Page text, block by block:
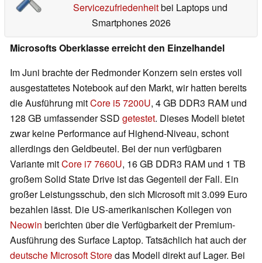
Servicezufriedenheitbei Laptops und
Smartphones 2026
Microsofts Oberklasse erreicht den Einzelhandel
Im Juni brachte der Redmonder Konzern sein erstes voll
ausgestattetes Notebook auf den Markt, wir hatten bereits
die Ausführung mitCore i5 7200U, 4 GB DDR3 RAM und
128 GB umfassender SSD getestet. Dieses Modell bietet
zwar keine Performance auf Highend-Niveau, schont
allerdings den Geldbeutel. Bei der nun verfügbaren
Variante mitCore i7 7660U, 16 GB DDR3 RAM und 1 TB
großem Solid State Drive ist das Gegenteil der Fall. Ein
großer Leistungsschub, den sich Microsoft mit 3.099 Euro
bezahlen lässt. Die US-amerikanischen Kollegen von
Neowin berichten über die Verfügbarkeit der Premium-
Ausführung des Surface Laptop. Tatsächlich hat auch der
deutsche Microsoft Storedas Modell direkt auf Lager. Bei